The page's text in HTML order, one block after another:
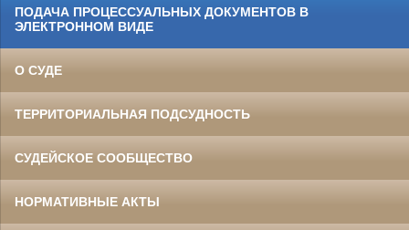
ПОДАЧА ПРОЦЕССУАЛЬНЫХ ДОКУМЕНТОВ В
ЭЛЕКТРОННОМ ВИДЕ
О СУДЕ
ТЕРРИТОРИАЛЬНАЯ ПОДСУДНОСТЬ
СУДЕЙСКОЕ СООБЩЕСТВО
НОРМАТИВНЫЕ АКТЫ